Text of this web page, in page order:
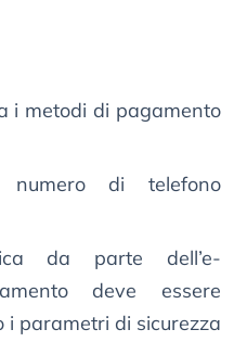
i metodi di pagamento
di telefono
da parte dell’e-
deve essere
i parametri di sicurezza